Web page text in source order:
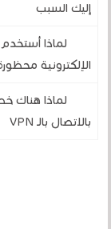
إليك السبب
الإلكترونية
لماذا هناك
بالاتصال بالـ VPN